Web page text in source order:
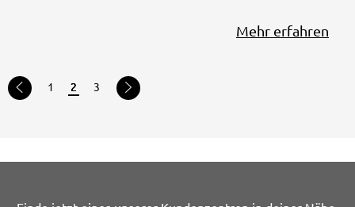
Mehr erfahren
1 2 3